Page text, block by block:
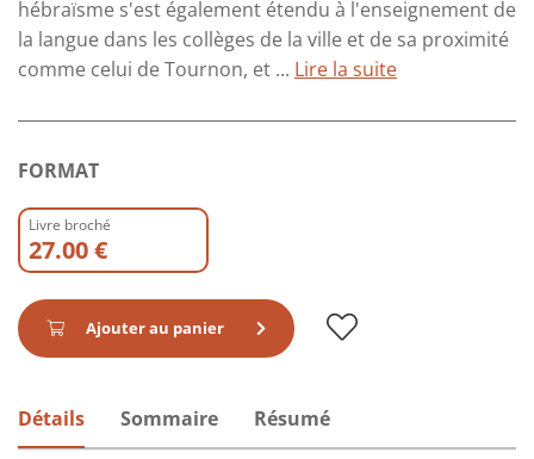
hébraïsme s'est également étendu à l'enseignement de
la langue dans les collèges de la ville et de sa proximité
comme celui de Tournon, et ... Lire la suite
FORMAT
Livre broché
27.00 €
Ajouter au panier
Détails Sommaire Résumé